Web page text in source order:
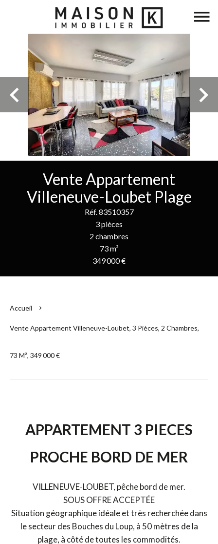
Vente Appartement
Villeneuve-Loubet Plage
Réf. 83510357
3 pièces
2 chambres
73 m²
349 000 €
Accueil
Vente Appartement Villeneuve-Loubet, 3 Pièces, 2 Chambres,
73 M², 349 000 €
APPARTEMENT 3 PIECES
PROCHE BORD DE MER
VILLENEUVE-LOUBET, pêche bord de mer.
SOUS OFFRE ACCEPTÉE
Situation géographique idéale et très recherchée dans
le secteur des Bouches du Loup, à 50 mètres de la
plage, à côté de toutes les commodités.